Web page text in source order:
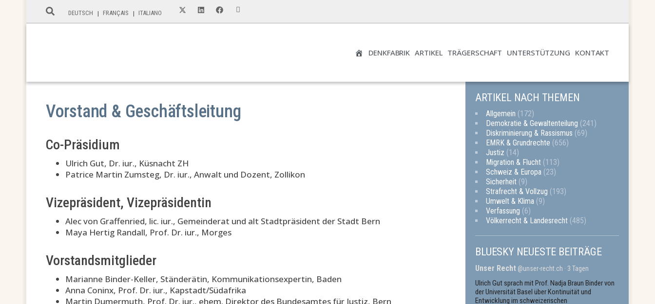
DEUTSCH FRANÇAIS ITALIANO
UNSER RECHT
DENKFABRIK ARTIKEL TRÄGERSCHAFT UNTERSTÜTZUNG KONTAKT
Vorstand & Geschäftsleitung
Co-Präsidium
Ulrich Gut, Dr. iur., Küsnacht ZH
Patrice Martin Zumsteg, Dr. iur., Anwalt und Dozent, Zollikon
Vizepräsident, Vizepräsidentin
Alec von Graffenried, lic. iur., Gemeinderat und alt Stadtpräsident der Stadt Bern
Maya Hertig Randall, Prof. Dr. iur., Morges
Vorstandsmitglieder
Marianne Binder-Keller, Ständerätin, Kommunikationsexpertin, Baden
Anna Coninx, Prof. Dr. iur., Kapstadt/Südafrika
Martin Dumermuth, Prof. Dr. iur., ehem. Direktor des Bundesamtes für Justiz, Bern
ARTIKEL NACH THEMEN
Allgemein (172)
Demokratie & Gewaltenteilung (241)
Diskriminierung & Rassismus (69)
EMRK & Grundrechte (656)
Justiz (14)
Migration & Flucht (113)
Schweiz & Europa (23)
Sicherheit (9)
Strafrecht & Vollzug (193)
Umwelt & Klima (9)
Verfassung (6)
Völkerrecht & Landesrecht (485)
BLUESKY NEUESTE BEITRÄGE
Unser Recht @unser-recht.ch 3 Tagen
Ulrich Gut sprach mit Prof. Nadja Braun Binder von
der Universität Basel über Kontinuität und
Entwicklung im schweizerischen